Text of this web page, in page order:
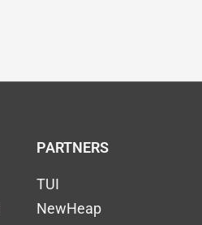
PARTNERS
TUI
NewHeap